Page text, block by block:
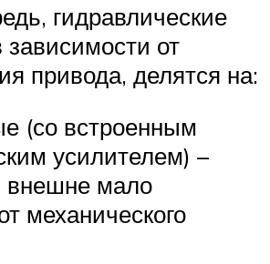
гидравлические
зависимости от
привода, делятся на:
(со встроенным
усилителем) –
внешне мало
механического